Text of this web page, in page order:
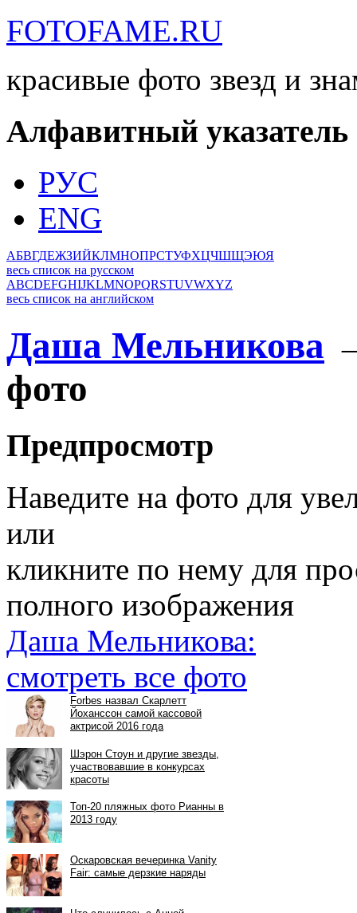
FOTOFAME.RU
красивые фото звезд и
Алфавитный указатель
РУС
ENG
АБВГДЕЖЗИЙКЛМНОПРСТУФХЦЧШЩЭЮЯ
весь список на русском
ABCDEFGHIJKLMNOPQRSTUVWXYZ
весь список на английском
Даша Мельникова
фото
Предпросмотр
Наведите на фото для
или
кликните по нему для
полного изображения
Даша Мельникова:
смотреть все фото